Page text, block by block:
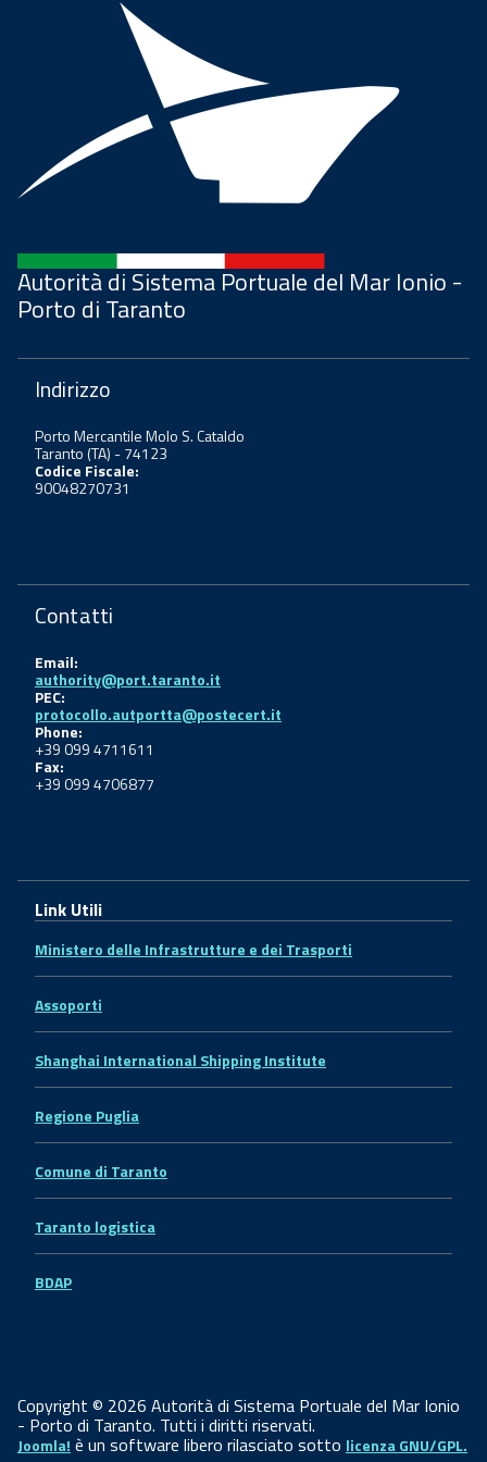
Autorità di Sistema Portuale del Mar Ionio -
Porto di Taranto
Indirizzo
Porto Mercantile Molo S. Cataldo
Taranto (TA) - 74123
Codice Fiscale:
90048270731
Contatti
Email:
authority@port.taranto.it
PEC:
protocollo.autportta@postecert.it
Phone:
+39 099 4711611
Fax:
+39 099 4706877
Link Utili
Ministero delle Infrastrutture e dei Trasporti
Assoporti
Shanghai International Shipping Institute
Regione Puglia
Comune di Taranto
Taranto logistica
BDAP
Copyright © 2026 Autorità di Sistema Portuale del Mar Ionio
- Porto di Taranto. Tutti i diritti riservati.
Joomla! è un software libero rilasciato sotto licenza GNU/GPL.